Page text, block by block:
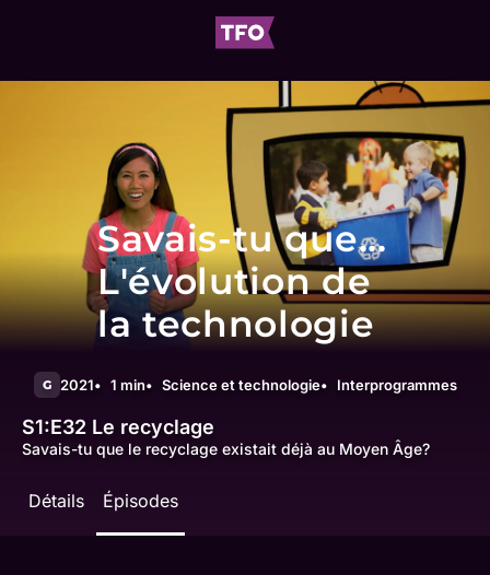
Savais-tu que...
L'évolution de
la technologie
G 2021 1 min Science et technologie Interprogrammes
S1:E32 Le recyclage
Savais-tu que le recyclage existait déjà au Moyen Âge?
Détails Épisodes